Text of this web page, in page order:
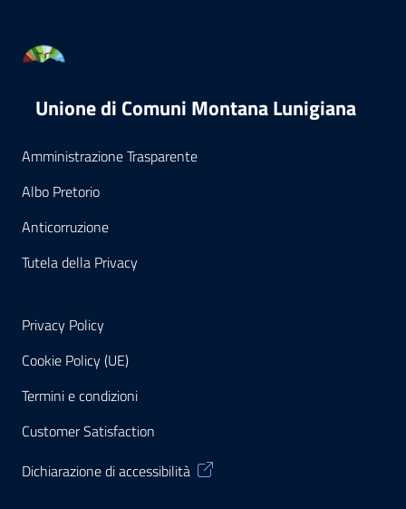
Unione di Comuni Montana Lunigiana
Amministrazione Trasparente
Albo Pretorio
Anticorruzione
Tutela della Privacy
Privacy Policy
Cookie Policy (UE)
Termini e condizioni
Customer Satisfaction
Dichiarazione di accessibilità